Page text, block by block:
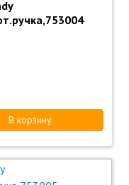
В корзину